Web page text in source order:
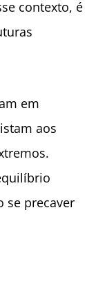
contexto, é
em
aos
se precaver